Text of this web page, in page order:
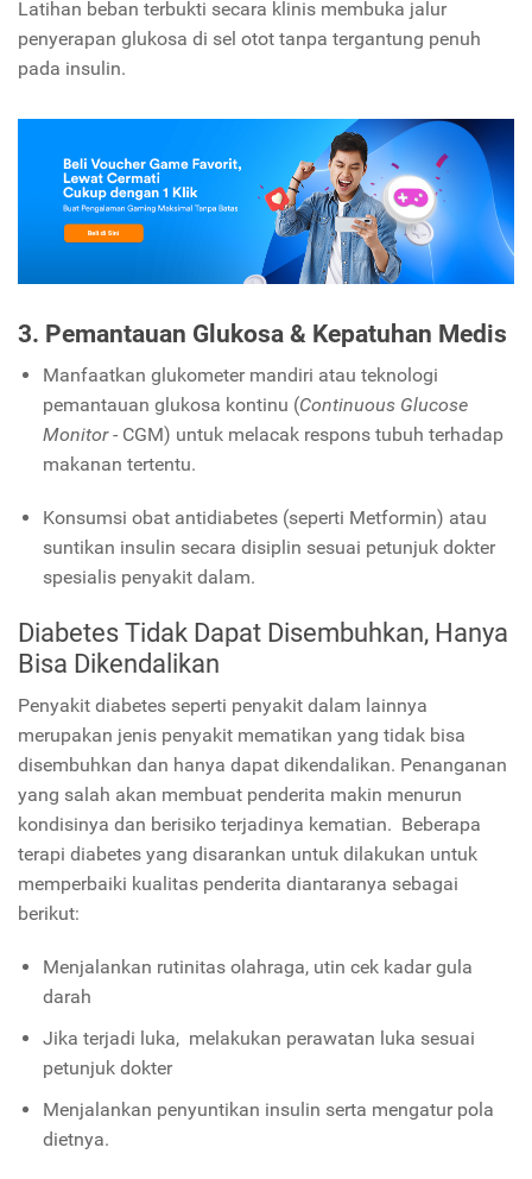
Latihan beban terbukti secara klinis membuka jalur
penyerapan glukosa di sel otot tanpa tergantung penuh
pada insulin.
3. Pemantauan Glukosa & Kepatuhan Medis
Manfaatkan glukometer mandiri atau teknologi
pemantauan glukosa kontinu (Continuous Glucose
Monitor- CGM) untuk melacak respons tubuh terhadap
makanan tertentu.
Konsumsi obat antidiabetes (seperti Metformin) atau
suntikan insulin secara disiplin sesuai petunjuk dokter
spesialis penyakit dalam.
Diabetes Tidak Dapat Disembuhkan, Hanya
Bisa Dikendalikan
Penyakit diabetes seperti penyakit dalam lainnya
merupakan jenis penyakit mematikan yang tidak bisa
disembuhkan dan hanya dapat dikendalikan. Penanganan
yang salah akan membuat penderita makin menurun
kondisinya dan berisiko terjadinya kematian. Beberapa
terapi diabetes yang disarankan untuk dilakukan untuk
memperbaiki kualitas penderita diantaranya sebagai
berikut:
Menjalankan rutinitas olahraga, utin cek kadar gula
darah
Jika terjadi luka, melakukan perawatan luka sesuai
petunjuk dokter
Menjalankan penyuntikan insulin serta mengatur pola
dietnya.